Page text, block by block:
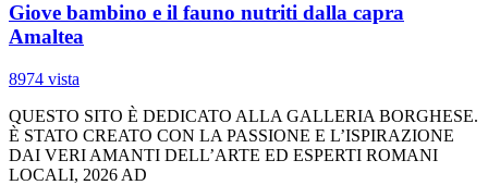
Giove bambino e il fauno nutriti dalla capra
Amaltea
8974 vista
QUESTO SITO È DEDICATO ALLA GALLERIA BORGHESE.
È STATO CREATO CON LA PASSIONE E L’ISPIRAZIONE
DAI VERI AMANTI DELL’ARTE ED ESPERTI ROMANI
LOCALI, 2026 AD